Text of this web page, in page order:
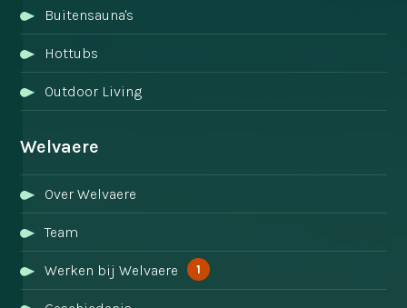
Buitensauna's
Hottubs
Outdoor Living
Welvaere
Over Welvaere
Team
Werken bij Welvaere 1